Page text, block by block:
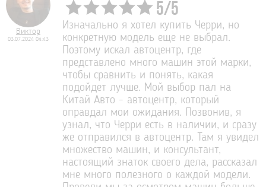
Виктор
03.07.2024 04:43
5/5
Изначально я хотел купить Черри, но
конкретную модель еще не выбрал.
Поэтому искал автоцентр, где
представлено много машин этой марки,
чтобы сравнить и понять, какая
подойдет лучше. Мой выбор пал на
Китай Авто - автоцентр, который
оправдал мои ожидания. Позвонив, я
узнал, что Черри есть в наличии, и сразу
же отправился в автоцентр. Там я увидел
множество машин, и консультант,
настоящий знаток своего дела, рассказал
мне много полезного о каждой модели.